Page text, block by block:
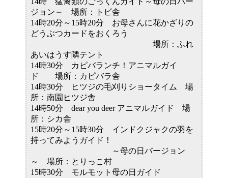
ジョン～ 場所：トビ舎
14時20分～15時20分 お母さんに花かざりの
どうぶつカードをおくろう
場所：ふれ
あいはうす隣テント
14時30分 カピバランチ！アニマルガイ
ド 場所：カピバラ舎
14時30分 ヒツジの毛刈りショータイム 場
所：南園ヒツジ舎
14時50分 dear you deer アニマルガイド 場
所：シカ舎
15時20分～15時30分 インドクジャクの羽を
持ってみようガイド！
～母の日バージョン
～ 場所：とりっこ村
15時30分 モルモット母の日ガイド